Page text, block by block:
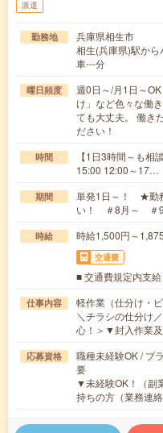
派遣
勤務地
兵庫県相生市
相生(兵庫県)駅から
車---分
曜日頻度
週0日～/月1日～
け」など色々な働
ても大丈夫。 働き
ださい！
時間
【1日3時間～も相
15:00 12:00～17…
期間
単発1日～！ ★勤
い！ ＃8月～ ＃9
時給 時給1,500円～
交通費
■ 交通費規定内支
仕事内容
軽作業（仕分け・
＼チラシの仕分け
心！＞▼封入作業
応募資格
職種未経験OK / ブ
要
▼未経験OK！（
持ちの方（業務連